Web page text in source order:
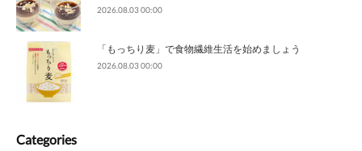
2026.08.03 00:00
「もっちり麦」で食物繊維生活を始めましょう
2026.08.03 00:00
Categories